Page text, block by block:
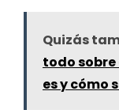
Quizás
todo sobre
es y cómo